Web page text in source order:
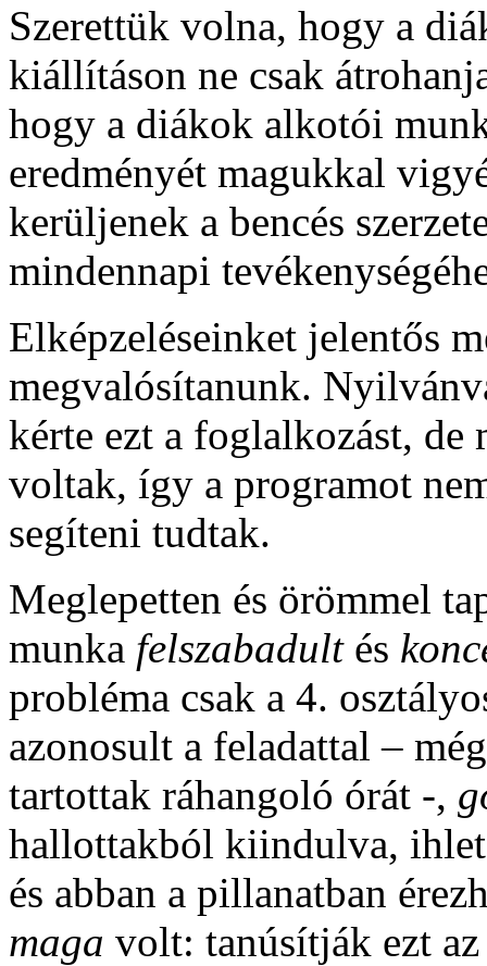
Szerettük volna, hogy a
kiállításon ne csak
hogy a diákok alkotói
eredményét magukkal
kerüljenek a bencés
mindennapi
Elképzeléseinket jelentős
megvalósítanunk.
kérte ezt a foglalkozást,
voltak, így a programot
segíteni tudtak.
Meglepetten és örömmel
munka felszabadult és
probléma csak a 4.
azonosult a feladattal –
tartottak ráhangoló órát -,
hallottakból kiindulva,
és abban a pillanatban
maga volt: tanúsítják ezt